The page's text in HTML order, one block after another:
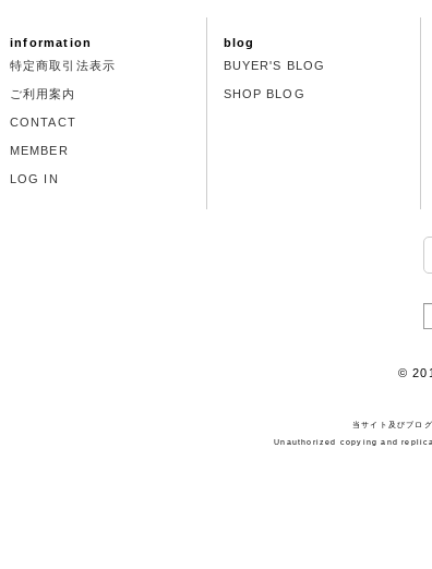
information
特定商取引法表示
ご利用案内
CONTACT
MEMBER
LOG IN
blog
BUYER'S BLOG
SHOP BLOG
©
当サイト及びブロ
Unauthorized copying and